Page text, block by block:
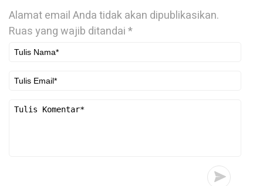
Alamat email Anda tidak akan dipublikasikan.
Ruas yang wajib ditandai*